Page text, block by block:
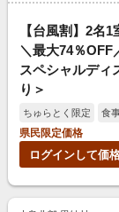
【台風割】2名
＼最大74％OFF
スペシャルデ
り＞
ちゅらとく限定 食
県民限定価格
ログインして価